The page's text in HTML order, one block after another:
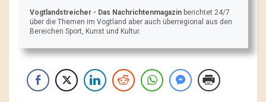
Vogtlandstreicher - Das Nachrichtenmagazin berichtet 24/7
über die Themen im Vogtland aber auch überregional aus den
Bereichen Sport, Kunst und Kultur.